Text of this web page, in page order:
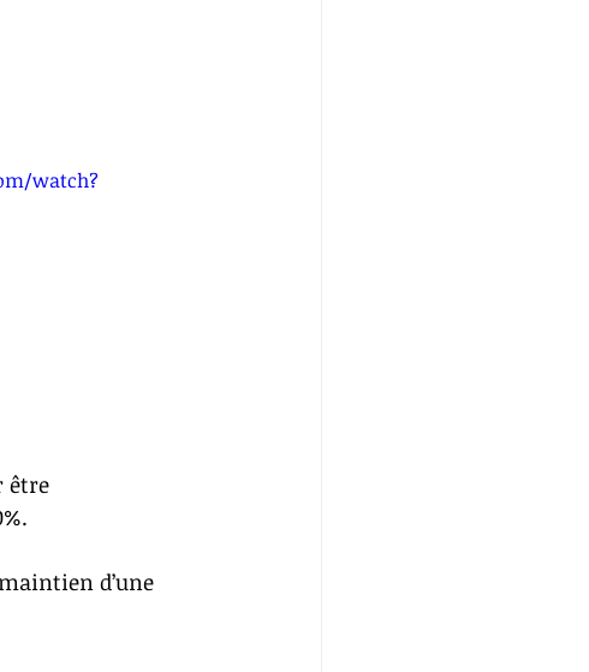
watch?
être
d’une